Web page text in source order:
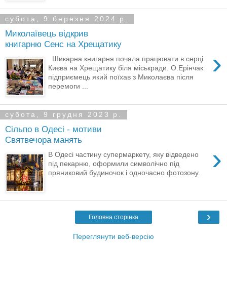
субота, 9 березня 2024 р.
Миколаївець відкрив
книгарню Сенс на Хрещатику
›
Шикарна книгарня почала працювати в серці
Києва на Хрещатику біля міськради. О.Ерінчак
підприємець який поїхав з Миколаєва після
перемоги ...
субота, 9 грудня 2023 р.
Сільпо в Одесі - мотиви
Святвечора манять
›
В Одесі частину супермаркету, яку відведено
під пекарню, оформили символічно під
пряниковий будиночок і одночасно фотозону.
›
Головна сторінка
Переглянути веб-версію